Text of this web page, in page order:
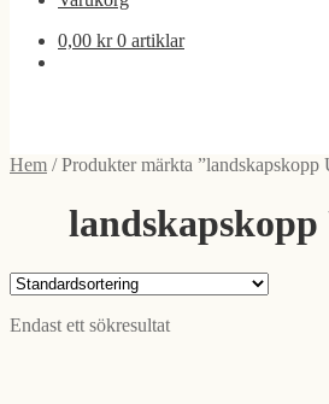
0,00 kr 0 artiklar
Hem /Produkter märkta ”landskapskopp
Endast ett sökresultat